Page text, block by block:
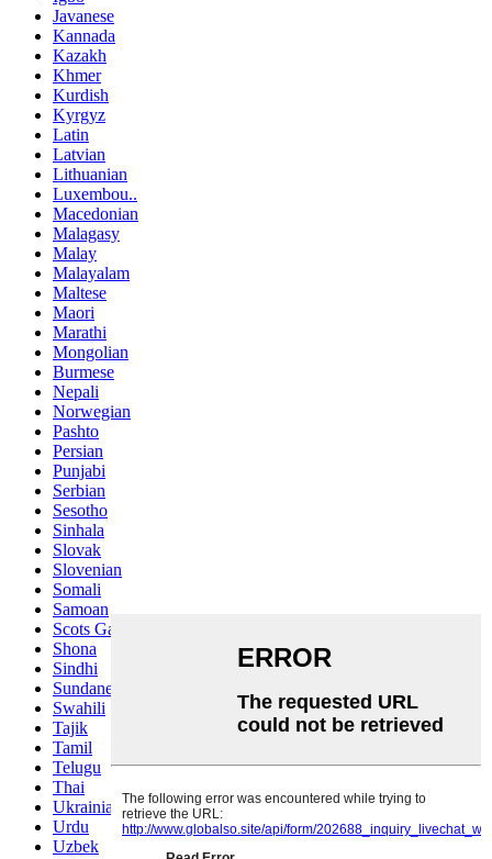
Javanese
Kannada
Kazakh
Khmer
Kurdish
Kyrgyz
Latin
Latvian
Lithuanian
Luxembou..
Macedonian
Malagasy
Malay
Malayalam
Maltese
Maori
Marathi
Mongolian
Burmese
Nepali
Norwegian
Pashto
Persian
Punjabi
Serbian
Sesotho
Sinhala
Slovak
Slovenian
Somali
Samoan
Scots Gaelic
Shona
Sindhi
Sundanese
Swahili
Tajik
Tamil
Telugu
Thai
Ukrainian
Urdu
Uzbek